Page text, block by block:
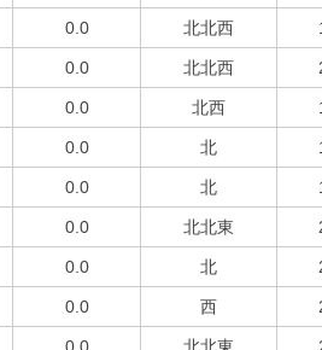
0.0 北北西
0.0 北北西
0.0 北西
0.0 北
0.0 北
0.0 北北東
0.0 北
0.0 西